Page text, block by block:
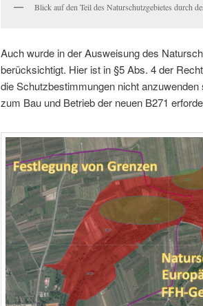
Blick auf den Teil des Naturschutzgebietes durch
Auch wurde in der Ausweisung des
berücksichtigt. Hier ist in §5 Abs. 4 der
die Schutzbestimmungen nicht
zum Bau und Betrieb der neuen B271